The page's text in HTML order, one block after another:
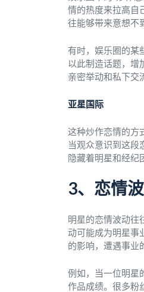
情的热度来拉高自
往能够带来意想不
有时，娱乐圈的某
以此制造话题，增
亲密举动和私下交
亚星国际
这种炒作恋情的方
当观众意识到这段
隐藏着明星和经纪
3、恋情
明星的恋情波动往
动可能成为明星事
的影响，遭遇事业
例如，当一位明星
作品成绩。很多粉